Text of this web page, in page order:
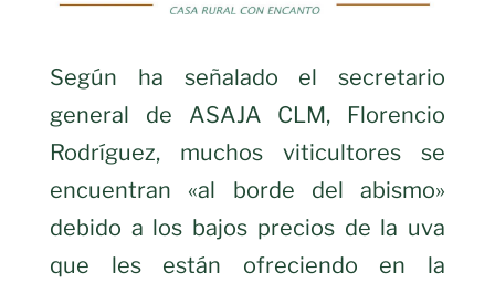
Según ha señalado el secretario
general de ASAJA CLM, Florencio
Rodríguez, muchos viticultores se
encuentran «al borde del abismo»
debido a los bajos precios de la uva
que les están ofreciendo en la